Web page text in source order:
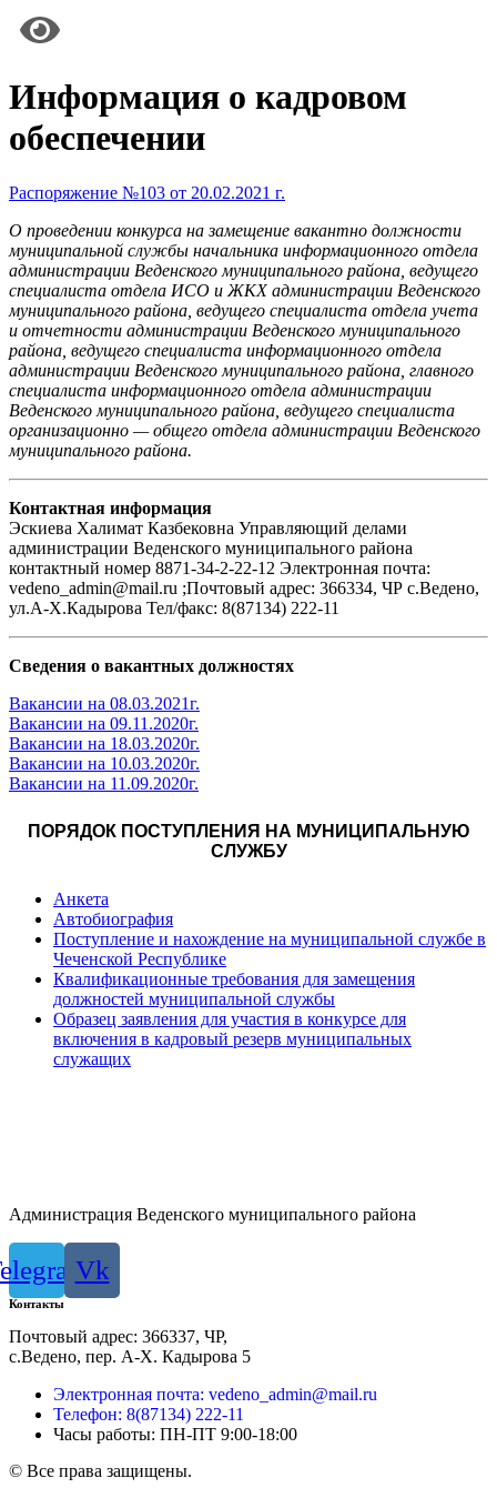
Информация о кадровом
обеспечении
Распоряжение №103 от 20.02.2021 г.
О проведении конкурса на замещение вакантно должности
муниципальной службы начальника информационного отдела
администрации Веденского муниципального района, ведущего
специалиста отдела ИСО и ЖКХ администрации Веденского
муниципального района, ведущего специалиста отдела учета
и отчетности администрации Веденского муниципального
района, ведущего специалиста информационного отдела
администрации Веденского муниципального района, главного
специалиста информационного отдела администрации
Веденского муниципального района, ведущего специалиста
организационно — общего отдела администрации Веденского
муниципального района.
Контактная информация
Эскиева Халимат Казбековна Управляющий делами
администрации Веденского муниципального района
контактный номер 8871-34-2-22-12 Электронная почта:
vedeno_admin@mail.ru ;Почтовый адрес: 366334, ЧР с.Ведено,
ул.А-Х.Кадыровa Тел/факс: 8(87134) 222-11
Сведения о вакантных должностях
Вакансии на 08.03.2021г.
Вакансии на 09.11.2020г.
Вакансии на 18.03.2020г.
Вакансии на 10.03.2020г.
Вакансии на 11.09.2020г.
ПОРЯДОК ПОСТУПЛЕНИЯ НА МУНИЦИПАЛЬНУЮ
СЛУЖБУ
Анкета
Автобиография
Поступление и нахождение на муниципальной службе в
Чеченской Республике
Квалификационные требования для замещения
должностей муниципальной службы
Образец заявления для участия в конкурсе для
включения в кадровый резерв муниципальных
служащих
Администрация Веденского муниципального района
Vk
Контакты
Почтовый адрес: 366337, ЧР,
с.Ведено, пер. А-Х. Кадыровa 5
Электронная почта: vedeno_admin@mail.ru
Телефон: 8(87134) 222-11
Часы работы: ПН-ПТ 9:00-18:00
© Все права защищены.